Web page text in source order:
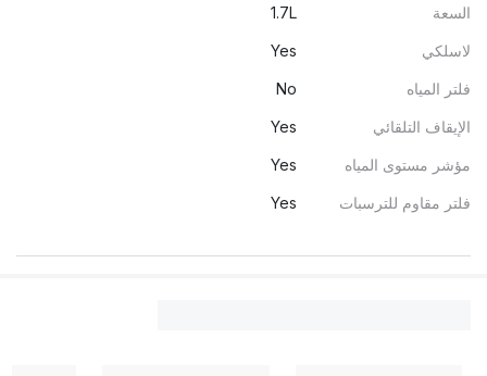
السعة 1.7L
لاسلكي Yes
فلتر المياه No
الإيقاف التلقائي Yes
مؤشر مستوى المياه Yes
فلتر مقاوم للترسبات Yes